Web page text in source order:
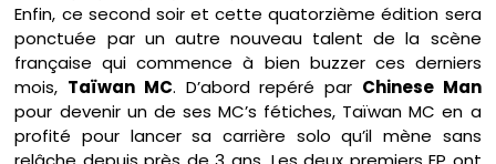
Enfin, ce second soir et cette quatorzième édition sera
ponctuée par un autre nouveau talent de la scène
française qui commence à bien buzzer ces derniers
mois, Taïwan MC. D’abord repéré par Chinese Man
pour devenir un de ses MC’s fétiches, Taïwan MC en a
profité pour lancer sa carrière solo qu’il mène sans